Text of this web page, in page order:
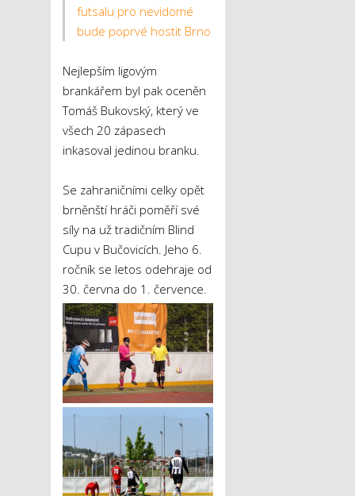
futsalu pro nevidomé
bude poprvé hostit Brno
Nejlepším ligovým
brankářem byl pak oceněn
Tomáš Bukovský, který ve
všech 20 zápasech
inkasoval jedinou branku.
Se zahraničními celky opět
brněnští hráči poměří své
síly na už tradičním Blind
Cupu v Bučovicích. Jeho 6.
ročník se letos odehraje od
30. června do 1. července.